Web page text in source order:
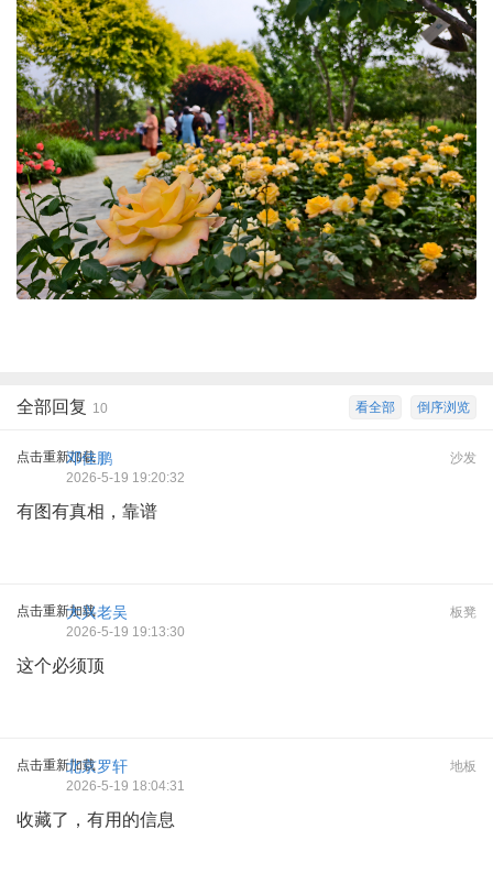
倒序浏览
看全部
全部回复 10
点击重新加载 沙发
邓佳鹏
2026-5-19 19:20:32
有图有真相，靠谱
点击重新加载 板凳
大兴老吴
2026-5-19 19:13:30
这个必须顶
点击重新加载 地板
北京罗轩
2026-5-19 18:04:31
收藏了，有用的信息